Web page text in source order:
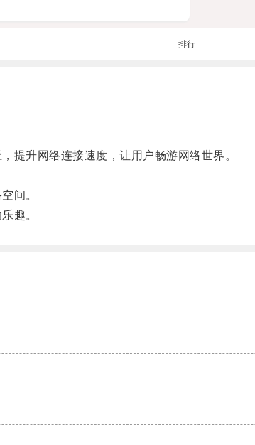
排行
升网络连接速度，让用户畅游网络世界。
间。
趣。